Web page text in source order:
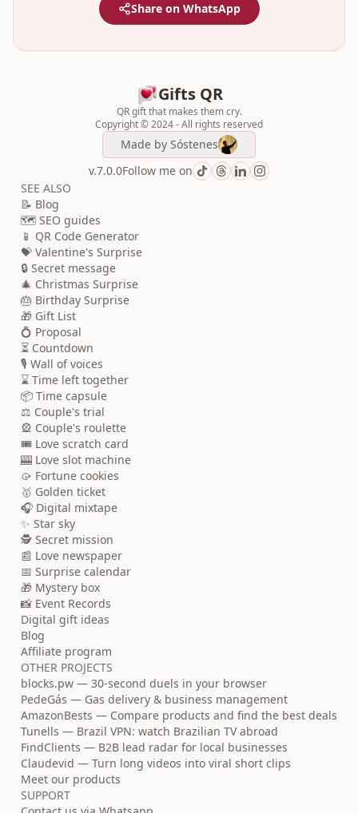
Share on WhatsApp
Gifts QR
QR gift that makes them cry.
Copyright © 2024 - All rights reserved
Made by Sóstenes
v.7.0.0Follow me on
SEE ALSO
📝 Blog
🗺️ SEO guides
📱 QR Code Generator
💝 Valentine's Surprise
🔒 Secret message
🎄 Christmas Surprise
🎂 Birthday Surprise
🎁 Gift List
💍 Proposal
⏳ Countdown
🎙️ Wall of voices
⌛ Time left together
📦 Time capsule
⚖️ Couple's trial
🎡 Couple's roulette
🎟️ Love scratch card
🎰 Love slot machine
🥠 Fortune cookies
🥇 Golden ticket
🎧 Digital mixtape
✨ Star sky
🕵️ Secret mission
📰 Love newspaper
📅 Surprise calendar
🎁 Mystery box
📸 Event Records
Digital gift ideas
Blog
Affiliate program
OTHER PROJECTS
blocks.pw — 30-second duels in your browser
PedeGás — Gas delivery & business management
AmazonBests — Compare products and find the best deals
Tunells — Brazil VPN: watch Brazilian TV abroad
FindClients — B2B lead radar for local businesses
Claudevid — Turn long videos into viral short clips
Meet our products
SUPPORT